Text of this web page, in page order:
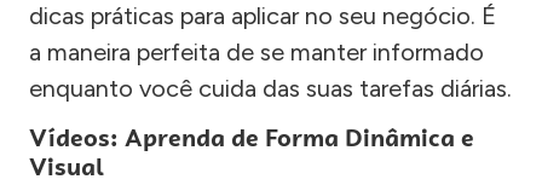
dicas práticas para aplicar no seu negócio. É
a maneira perfeita de se manter informado
enquanto você cuida das suas tarefas diárias.
Vídeos: Aprenda de Forma Dinâmica e
Visual